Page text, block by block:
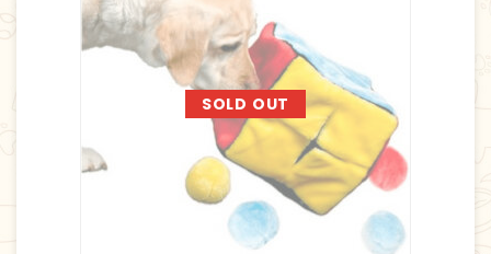
SOLD OUT